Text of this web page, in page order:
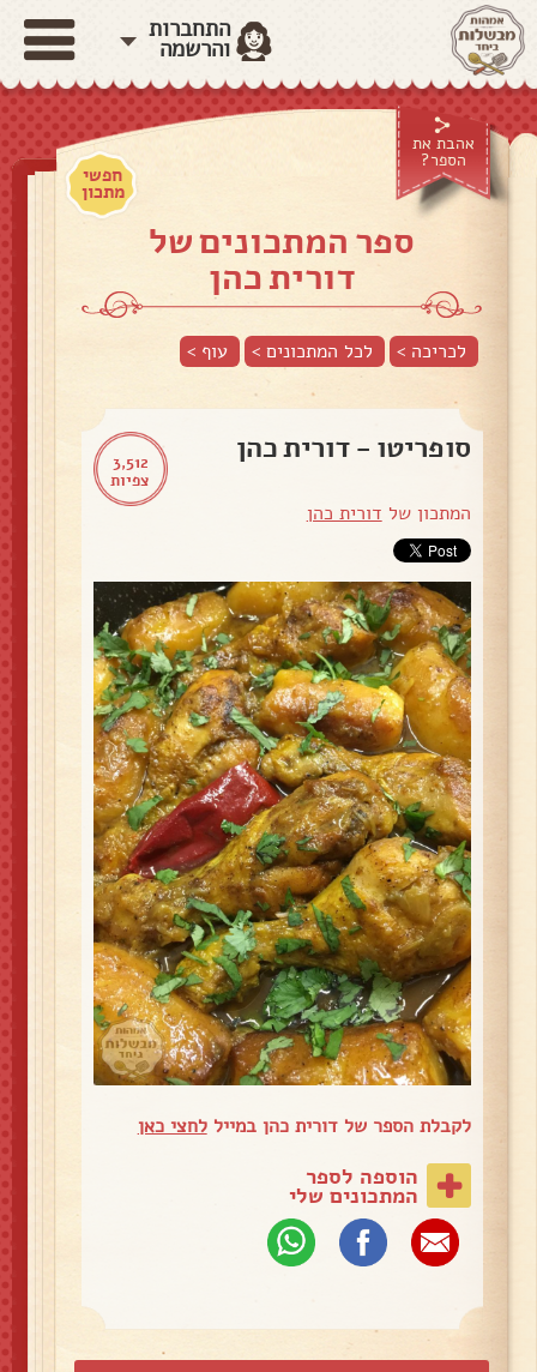
התחברות
והרשמה
אהבת את
הספר?
חפשי
מתכון
ספר המתכונים של
דורית כהן
לכריכה > לכל המתכונים > עוף >
3,512
צפיות
סופריטו - דורית כהן
המתכון של דורית כהן
לקבלת הספר של דורית כהן במייללחצי כאן
הוספה לספר
המתכונים שלי